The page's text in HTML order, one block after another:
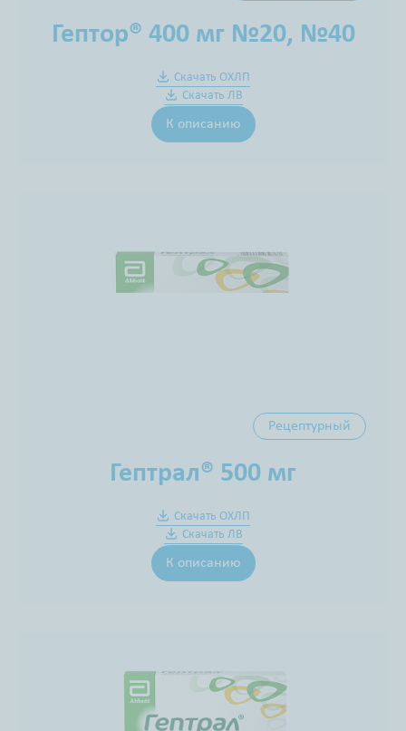
Гептор® 400 мг №20, №40
Скачать ОХЛП
Скачать ЛВ
К описанию
Рецептурный
Гептрал® 500 мг
Скачать ОХЛП
Скачать ЛВ
К описанию